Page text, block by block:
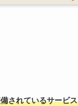
されているサービス